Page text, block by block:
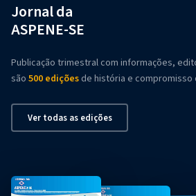
Jornal da
ASPENE-SE
Publicação trimestral com informações,
são 500 ediçõesde história e compromisso
Ver todas as edições